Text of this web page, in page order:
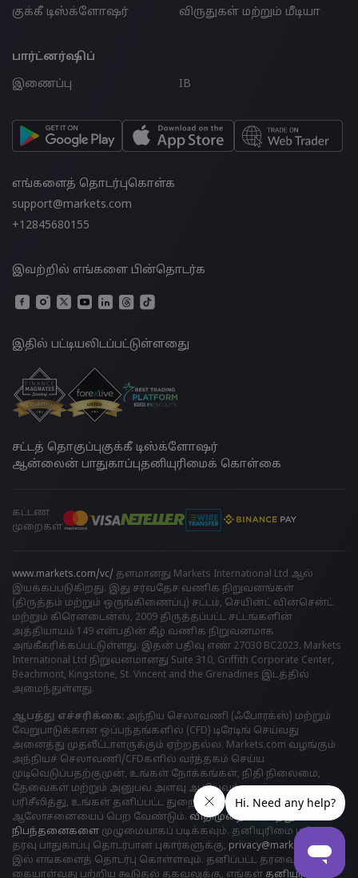
குக்கீ டிஸ்க்ளோஷர்
விருதுகள் மற்றும் மீடியா
பார்ட்னர்ஷிப்
இணைப்பு
IB
எங்களைத் தொடர்புகொள்க
support@markets.com
+12845680155
இவற்றில் எங்களை பின்தொடர்க
இதில் பட்டியலிடப்பட்டுள்ளதுை
சட்டத் தொகுப்புகுக்கீ டிஸ்க்ளோஷர்
ஆன்லைன் பாதுகாப்புதனியுரிமைக் கொள்கை
கட்டண
முறைகள்
www.markets.com/vc/ தளமானது Markets International Ltd ஆல்
இயக்கப்படுகிறது. இது சர்வதேச வணிக நிறுவனங்கள்
(திருத்தம் மற்றும் ஒருங்கிணைப்பு) சட்டம், செயின்ட் வின்சென்ட்
மற்றும் கிரெனடைன்ஸ், 2009 திருத்தப்பட்ட சட்டங்களின்
அத்தியாயம் 149 என்பதின் கீழ் வணிக நிறுவனமாக
அங்கீகரிக்கப்பட்டுள்ளது. இதன் பதிவு எண் 27030 BC2023. Markets
International Ltd நிறுவனமானது Suite 310, Griffith Corporate Center,
Beachmont, Kingstone, St. Vincent and the Grenadines இடத்தில்
அமைந்துள்ளது.
ஆபத்து எச்சரிக்கை: அந்நிய செலாவணி (ஃபோரக்ஸ்) மற்றும்
வேறுபாடுக்கான ஒப்பந்தங்களில் (CFD) டிரேடிங் செய்வது
அனைத்து முதலீட்டாளருக்கும் ஏற்றதல்ல. Markets.com வழங்கும்
அந்நியச் செலாவணி/CFDகளில் வர்த்தகம் செய்ய
முடிவெடுப்பதற்குமுன், உங்கள் நோக்கங்கள், நிதி நிலைமை,
தேவைகள் மற்றும் அனுபவ அளவு ஆகியவற்றைக் கவனமாகப்
பரிசீலித்து, உங்கள் தனிப்பட்ட துறைசார் நிபுணரின்
ஆலோசனையைப் பெற வேண்டும். விதிமுறைகள் மற்றும்
நிபந்தனைகளை முழுமையாகப் படிக்கவும். தனியுரிமை மற்றும்
தரவு பாதுகாப்பு தொடர்பான புகார்களுக்கு, privacy@markets.com
இல் எங்களைத் தொடர்பு கொள்ளவும். தனிப்பட்ட தரவைக்
கையாள்வது பற்றிய கூடுதல் தகவலுக்கு, எங்கள் தனியுரிமைக்